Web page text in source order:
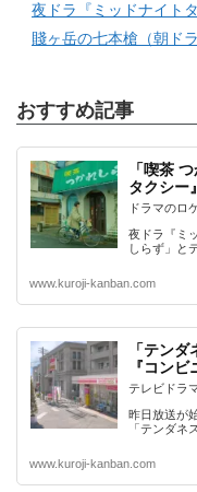
夜ドラ『ミッドナイト
賤ヶ岳の七本槍（朝ド
おすすめ記事
「喫茶
タクシー
ドラマのロ
夜ドラ『ミ
しらず」と
www.kuroji-kanban.com
「テン
『コンビ
テレビドラ
昨日放送が
「テンダネ
www.kuroji-kanban.com